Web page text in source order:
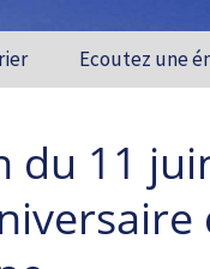
Ecoutez une
du 11